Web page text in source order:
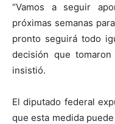
“Vamos a seguir
próximas semanas
pronto seguirá todo
decisión que tomaron
insistió.
El diputado federal
que esta medida